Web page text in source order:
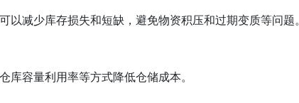
减少库存损失和短缺，避免物资积压和过期变质等问题。
容量利用率等方式降低仓储成本。